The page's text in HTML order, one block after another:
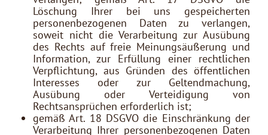
Löschung Ihrer bei uns gespeicherten
personenbezogenen Daten zu verlangen,
soweit nicht die Verarbeitung zur Ausübung
des Rechts auf freie Meinungsäußerung und
Information, zur Erfüllung einer rechtlichen
Verpflichtung, aus Gründen des öffentlichen
Interesses oder zur Geltendmachung,
Ausübung oder Verteidigung von
Rechtsansprüchen erforderlich ist;
gemäß Art. 18 DSGVO die Einschränkung der
Verarbeitung Ihrer personenbezogenen Daten